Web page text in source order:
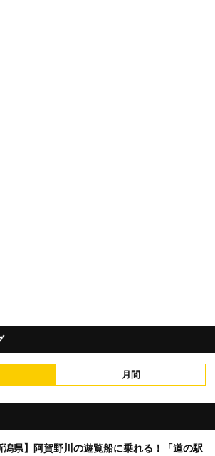
月間
潟県】阿賀野川の遊覧船に乗れる！「道の駅